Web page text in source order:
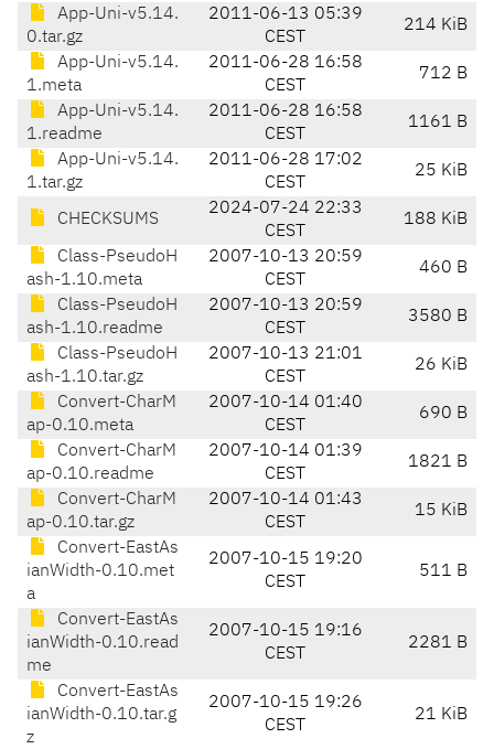
App-Uni-v5.14.
0.tar.gz
2011-06-13 05:39
CEST
214 KiB
App-Uni-v5.14.
1.meta
2011-06-28 16:58
CEST
712 B
App-Uni-v5.14.
1.readme
2011-06-28 16:58
CEST
1161 B
App-Uni-v5.14.
1.tar.gz
2011-06-28 17:02
CEST
25 KiB
CHECKSUMS
2024-07-24 22:33
CEST
188 KiB
Class-PseudoH
ash-1.10.meta
2007-10-13 20:59
CEST
460 B
Class-PseudoH
ash-1.10.readme
2007-10-13 20:59
CEST
3580 B
Class-PseudoH
ash-1.10.tar.gz
2007-10-13 21:01
CEST
26 KiB
Convert-CharM
ap-0.10.meta
2007-10-14 01:40
CEST
690 B
Convert-CharM
ap-0.10.readme
2007-10-14 01:39
CEST
1821 B
Convert-CharM
ap-0.10.tar.gz
2007-10-14 01:43
CEST
15 KiB
Convert-EastAs
ianWidth-0.10.met
a
2007-10-15 19:20
CEST
511 B
Convert-EastAs
ianWidth-0.10.read
me
2007-10-15 19:16
CEST
2281 B
Convert-EastAs
ianWidth-0.10.tar.g
z
2007-10-15 19:26
CEST
21 KiB